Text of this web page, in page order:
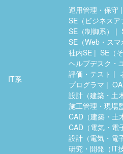
IT系
運用管理・保守
SE（ビジネスア
SE（制御系）
SE（Web・スマ
社内SE
SE（
ヘルプデスク・
評価・テスト
プログラマ
設計（建築・土
施工管理・現場
CAD（建築・土
CAD（電気・電
設計（電気・電
研究・開発（IT